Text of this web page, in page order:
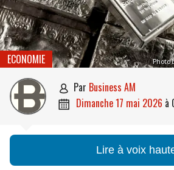
Photo
ECONOMIE
 par Business AM
 dimanche 17 mai 2026 à
Lire à voix